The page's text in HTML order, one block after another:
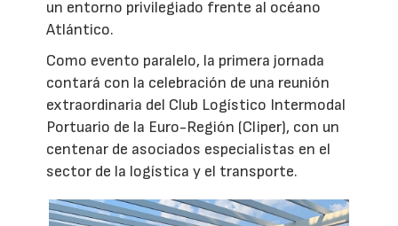
un entorno privilegiado frente al océano
Atlántico.
Como evento paralelo, la primera jornada
contará con la celebración de una reunión
extraordinaria del Club Logístico Intermodal
Portuario de la Euro-Región (Cliper), con un
centenar de asociados especialistas en el
sector de la logística y el transporte.